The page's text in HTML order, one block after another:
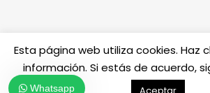
QUIENES SOMOS VINOS Y
Esta página web utiliza cookies. Haz
información. Si estás de acuerdo,
Whatsapp